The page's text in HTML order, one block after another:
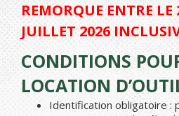
REMORQUE ENTRE
JUILLET 2026
CONDITIONS
LOCATION
Identification obligatoire :